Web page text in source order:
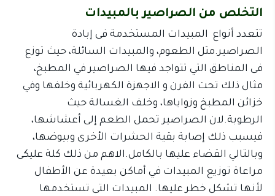
التخلص من الصراصير بالمبيدات
تتعدد أنواع المبيدات المستخدمة فى إبادة
الصراصير.مثل الطعوم، والمبيدات السائلة، حيث توزع
فى المناطق التي تتواجد فيها الصراصير في المطبخ،
مثال ذلك تحت الفرن و الاجهزة الكهربائية وخلفها وفي
خزائن المطبخ وزواياها، وخلف الغسالة حيث
الرطوبة.لان الصراصير تحمل الطعم إلى أعشاشها،
فيسبب ذلك إصابة بقية الحشرات الأخرى وبيوضها،
وبالتالي القضاء عليها بالكامل.الاهم من ذلك كلة عليكى
مراعاة توزيع المبيدات في أماكن بعيدة عن الأطفال
لأنها تشكل خطر عليها. المبيدات التى تستخدمها